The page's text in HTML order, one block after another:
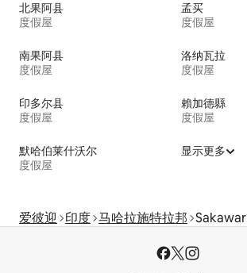
北果阿县
度假屋
孟买
度假屋
南果阿县
度假屋
洛纳瓦拉
度假屋
印多尔县
度假屋
賴加德縣
度假屋
默哈伯莱什沃尔
度假屋
显示更多
爱彼迎 印度 马哈拉施特拉邦 Sakawar